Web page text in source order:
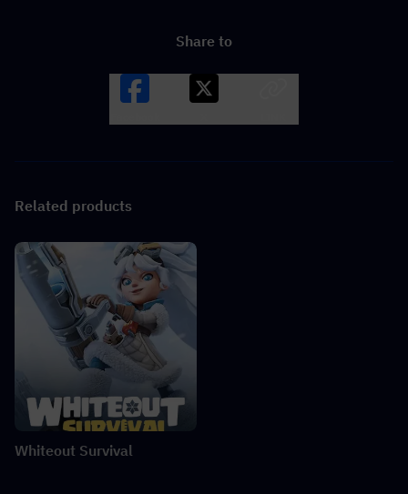
Share to
Related products
Whiteout Survival